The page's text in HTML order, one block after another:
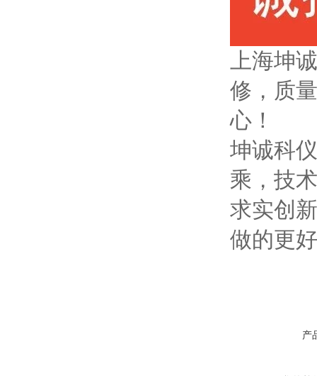
上海坤
修，质
心！
坤诚科
乘，技
求实创
做的更
产